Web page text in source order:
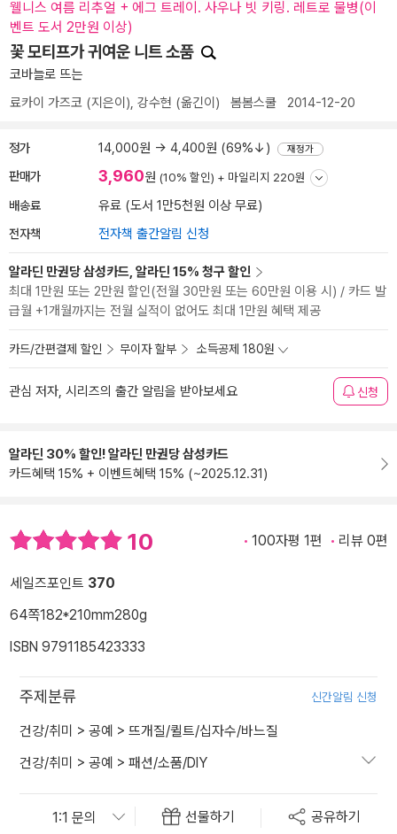
웰니스 여름 리추얼 + 에그 트레이. 사우나 빗 키링. 레트로 물병(이
벤트 도서 2만원 이상)
꽃 모티프가 귀여운 니트 소품
코바늘로 뜨는
료카이 가즈코 (지은이), 강수현 (옮긴이) 봄봄스쿨 2014-12-20
정가 14,000원 → 4,400원 (69%↓) 재정가
판매가 3,960원 (10% 할인) + 마일리지 220원
배송료 유료 (도서 1만5천원 이상 무료)
전자책 전자책 출간알림 신청
알라딘 만권당 삼성카드, 알라딘 15% 청구 할인
최대 1만원 또는 2만원 할인(전월 30만원 또는 60만원 이용 시) / 카드 발
급월 +1개월까지는 전월 실적이 없어도 최대 1만원 혜택 제공
카드/간편결제 할인 무이자 할부 소득공제 180원
관심 저자, 시리즈의 출간 알림을 받아보세요 신청
알라딘 30% 할인! 알라딘 만권당 삼성카드
카드혜택 15% + 이벤트혜택 15% (~2025.12.31)
10 100자평 1편 리뷰 0편
세일즈포인트 370
64쪽182*210mm280g
ISBN 9791185423333
주제분류 신간알림 신청
건강/취미 > 공예 > 뜨개질/퀼트/십자수/바느질
건강/취미 > 공예 > 패션/소품/DIY
선물하기 공유하기